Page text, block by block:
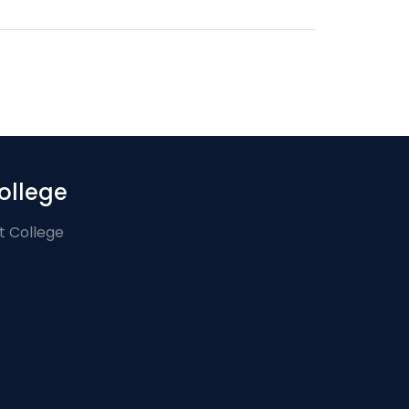
College